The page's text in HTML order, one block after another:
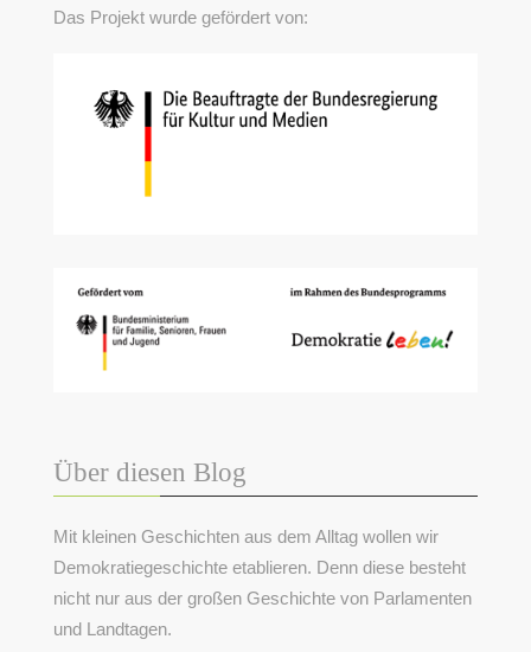
Das Projekt wurde gefördert von:
Über diesen Blog
Mit kleinen Geschichten aus dem Alltag wollen wir
Demokratiegeschichte etablieren. Denn diese besteht
nicht nur aus der großen Geschichte von Parlamenten
und Landtagen.